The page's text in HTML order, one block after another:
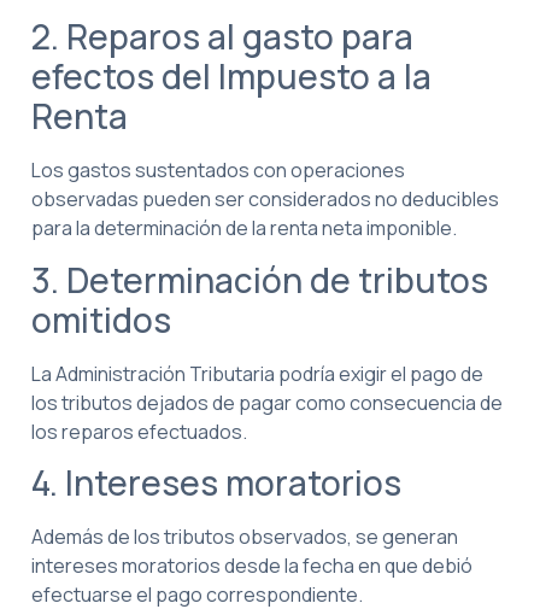
2. Reparos al gasto para
efectos del Impuesto a la
Renta
Los gastos sustentados con operaciones
observadas pueden ser considerados no deducibles
para la determinación de la renta neta imponible.
3. Determinación de tributos
omitidos
La Administración Tributaria podría exigir el pago de
los tributos dejados de pagar como consecuencia de
los reparos efectuados.
4. Intereses moratorios
Además de los tributos observados, se generan
intereses moratorios desde la fecha en que debió
efectuarse el pago correspondiente.